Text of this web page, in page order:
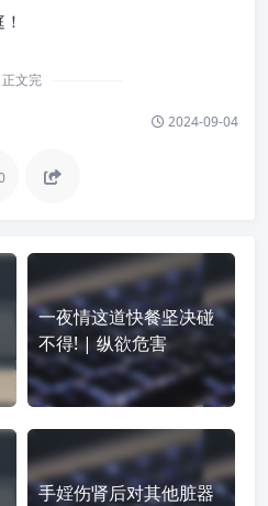
正文完
2024-09-04
一夜情这道快餐坚决碰
不得! | 纵欲危害
手婬伤肾后对其他脏器